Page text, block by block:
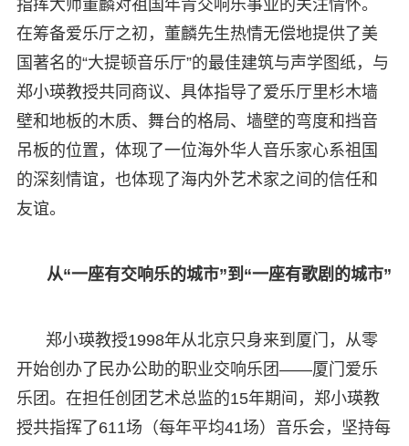
指挥大师董麟对祖国年青交响乐事业的关注情怀。
在筹备爱乐厅之初，董麟先生热情无偿地提供了美
国著名的“大提顿音乐厅”的最佳建筑与声学图纸，与
郑小瑛教授共同商议、具体指导了爱乐厅里杉木墙
壁和地板的木质、舞台的格局、墙壁的弯度和挡音
吊板的位置，体现了一位海外华人音乐家心系祖国
的深刻情谊，也体现了海内外艺术家之间的信任和
友谊。
从“一座有交响乐的城市”到“一座有歌剧的城市”
郑小瑛教授1998年从北京只身来到厦门，从零
开始创办了民办公助的职业交响乐团——厦门爱乐
乐团。在担任创团艺术总监的15年期间，郑小瑛教
授共指挥了611场（每年平均41场）音乐会，坚持每